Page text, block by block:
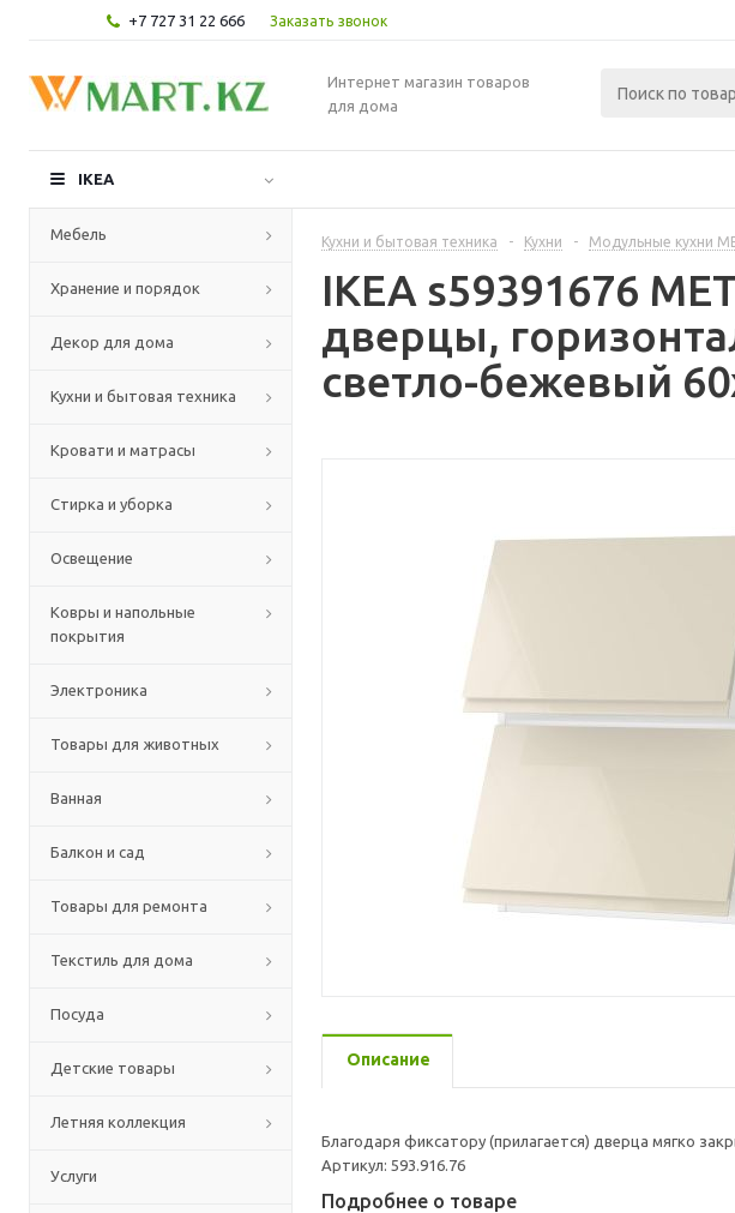
+7 727 31 22 666 Заказать звонок
Интернет магазин товаров
для дома
IKEA
Мебель
Хранение и порядок
Декор для дома
Кухни и бытовая техника
Кровати и матрасы
Стирка и уборка
Освещение
Ковры и напольные
покрытия
Электроника
Товары для животных
Ванная
Балкон и сад
Товары для ремонта
Текстиль для дома
Посуда
Детские товары
Летняя коллекция
Услуги
Кухни и бытовая техника - Кухни - Модульные кухни
IKEA s59391676
дверцы,
светло-бежевый
Описание
Благодаря фиксатору (прилагается) дверца мягко
Артикул: 593.916.76
Подробнее о товаре